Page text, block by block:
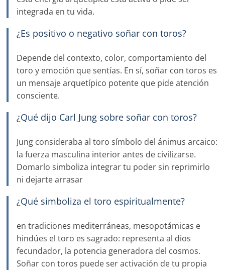
integrada en tu vida.
¿Es positivo o negativo soñar con toros?
Depende del contexto, color, comportamiento del
toro y emoción que sentías. En sí, soñar con toros es
un mensaje arquetípico potente que pide atención
consciente.
¿Qué dijo Carl Jung sobre soñar con toros?
Jung consideraba al toro símbolo del ánimus arcaico:
la fuerza masculina interior antes de civilizarse.
Domarlo simboliza integrar tu poder sin reprimirlo
ni dejarte arrasar
¿Qué simboliza el toro espiritualmente?
en tradiciones mediterráneas, mesopotámicas e
hindúes el toro es sagrado: representa al dios
fecundador, la potencia generadora del cosmos.
Soñar con toros puede ser activación de tu propia